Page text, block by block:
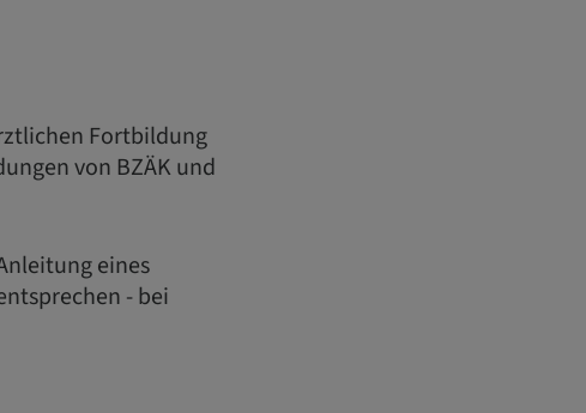
Fortbildung
von BZÄK und
eines
- bei